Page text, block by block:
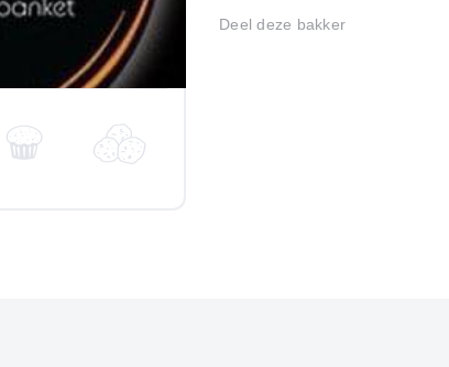
Deel deze bakker